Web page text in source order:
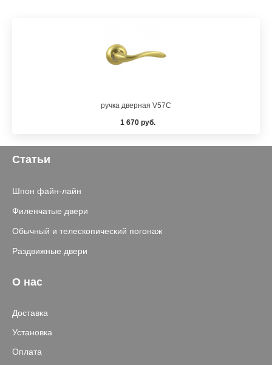
ручка дверная V57C
1 670 руб.
Статьи
Шпон файн-лайн
Филенчатые двери
Обычный и телескопический погонаж
Раздвижные двери
О нас
Доставка
Установка
Оплата